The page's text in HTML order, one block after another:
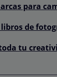
para
de
tu